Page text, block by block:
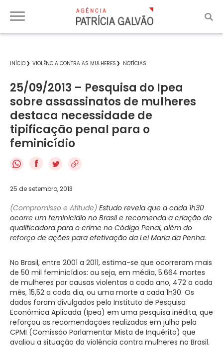
INÍCIO VIOLÊNCIA CONTRA AS MULHERES NOTÍCIAS
25/09/2013 – Pesquisa do Ipea
sobre assassinatos de mulheres
destaca necessidade de
tipificação penal para o
feminicídio
f
25 de setembro, 2013
(Compromisso e Atitude) Estudo revela que a cada 1h30
ocorre um feminicídio no Brasil e recomenda a criação de
qualificadora para o crime no Código Penal, além do
reforço de ações para efetivação da Lei Maria da Penha.
No Brasil, entre 2001 a 2011, estima-se que ocorreram mais
de 50 mil feminicídios: ou seja, em média, 5.664 mortes
de mulheres por causas violentas a cada ano, 472 a cada
mês, 15,52 a cada dia, ou uma morte a cada 1h30. Os
dados foram divulgados pelo Instituto de Pesquisa
Econômica Aplicada (Ipea) em uma pesquisa inédita, que
reforçou as recomendações realizadas em julho pela
CPMI (Comissão Parlamentar Mista de Inquérito) que
avaliou a situação da violência contra mulheres no Brasil.